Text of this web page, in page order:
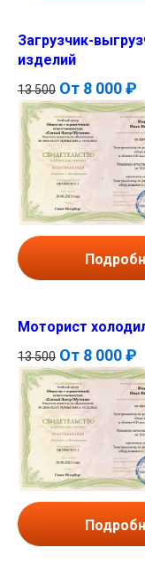
Загрузчик-
изделий
13 500 От 8 000 ₽
Моторист
13 500 От 8 000 ₽